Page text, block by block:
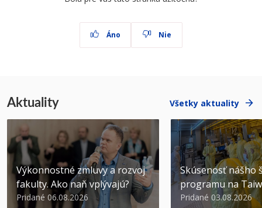
Áno Nie
Aktuality Všetky aktuality
Výkonnostné zmluvy a rozvoj
fakulty. Ako naň vplývajú?
Pridané 06.08.2026
Skúsenosť nášho
programu na
Pridané 03.08.2026